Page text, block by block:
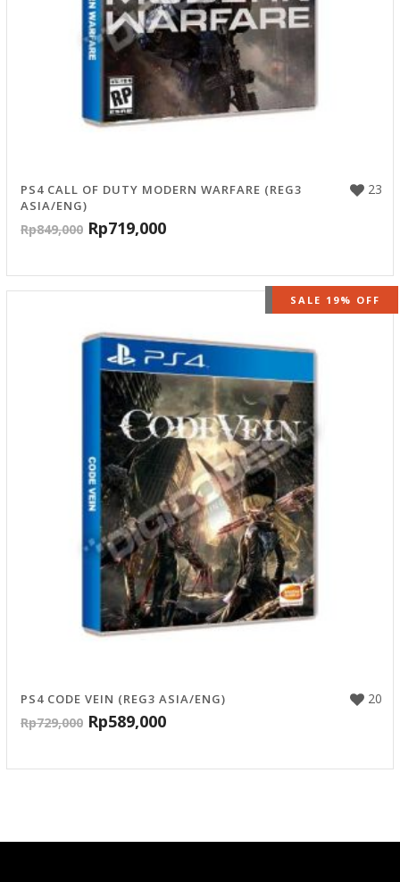
23
PS4 CALL OF DUTY MODERN WARFARE (REG3
ASIA/ENG)
Rp849,000 Rp719,000
OUT OF STOCK
SALE 19% OFF
20
PS4 CODE VEIN (REG3 ASIA/ENG)
Rp729,000 Rp589,000